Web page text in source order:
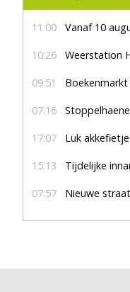
11:00 Vanaf 10 augustus,
10:26 Weerstation
09:51 Boekenmarkt
07:16
17:07 Luk
15:13 Tijdelijke
07:57 Nieuwe